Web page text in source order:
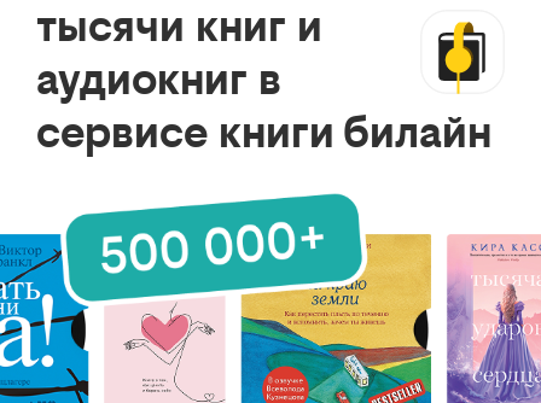
тысячи книг и
аудиокниг в
сервисе книги билайн